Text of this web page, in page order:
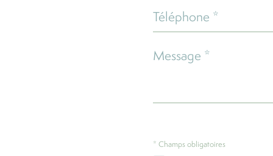
Téléphone
*
Message
* Champs obligatoires